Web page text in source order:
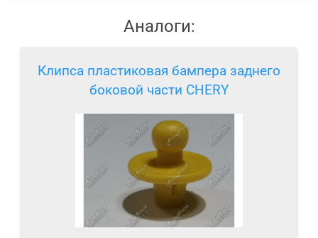
Аналоги:
Клипса пластиковая бампера заднего
боковой части CHERY